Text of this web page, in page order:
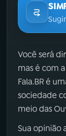
Você será
mas é com
Fala.BR é
sociedade
meio das
Sua opinião